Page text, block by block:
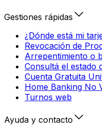
Gestiones rápidas
¿Dónde está mi
Revocación de
Arrepentimiento o
Consultá el estado
Cuenta Gratuita
Home Banking No
Turnos web
Ayuda y contacto